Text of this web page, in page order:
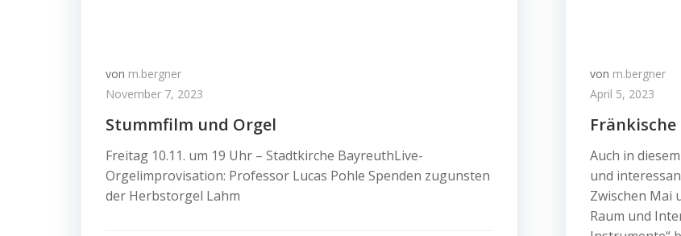
von m.bergner
November 7, 2023
Stummfilm und Orgel
Freitag 10.11. um 19 Uhr – Stadtkirche BayreuthLive-
Orgelimprovisation: Professor Lucas Pohle Spenden zugunsten
der Herbstorgel Lahm
von m.bergner
April 5, 2023
Auch in
und
Zwischen Mai
Raum und